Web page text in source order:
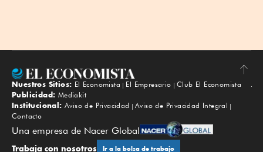
Subir
Nuestros Sitios: El Economista El Empresario
Club El Economista
Publicidad: Mediakit
Institucional: Aviso de Privacidad
Aviso de Privacidad Integral
Contacto
Una empresa de Nacer Global
Trabaja con nosotros Ir a la bolsa de trabajo